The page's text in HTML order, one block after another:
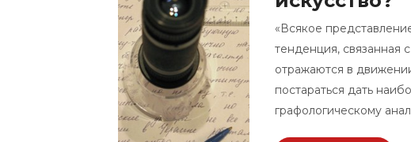
«Всякое
тенденция, связанная
отражаются в
постараться дать
графологическому